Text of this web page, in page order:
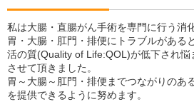
私は大腸・直腸がん手術を専門に行う消
胃・大腸・肛門・排便にトラブルがある
活の質(Quality of Life:QOL)が低下され
させて頂きました。
胃～大腸～肛門・排便までつながりのあ
を提供できるように努めます。